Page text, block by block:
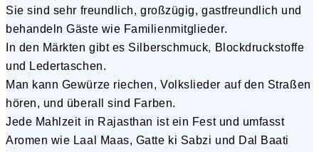
Sie sind sehr freundlich, großzügig, gastfreundlich und
behandeln Gäste wie Familienmitglieder.
In den Märkten gibt es Silberschmuck, Blockdruckstoffe
und Ledertaschen.
Man kann Gewürze riechen, Volkslieder auf den Straßen
hören, und überall sind Farben.
Jede Mahlzeit in Rajasthan ist ein Fest und umfasst
Aromen wie Laal Maas, Gatte ki Sabzi und Dal Baati